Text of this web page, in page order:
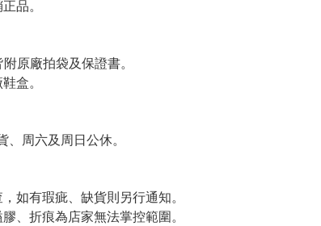
品。
原廠拍袋及保證書。
盒。
周六及周日公休。
如有瑕疵、缺貨則另行通知。
、折痕為店家無法掌控範圍。